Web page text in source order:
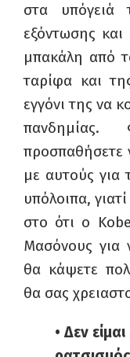
στα υπόγειά
εξόντωσης
μπακάλη από
ταρίφα και
εγγόνι της να
προσπαθήσετε
με αυτούς για
υπόλοιπα,
στο ότι ο Kobe
Μασόνους για
θα κάψετε
θα σας
• Δεν